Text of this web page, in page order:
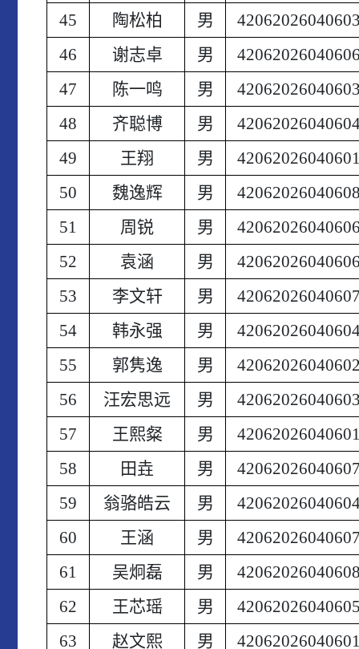
45
陶松柏 男
46
谢志卓 男
47
陈一鸣 男
48
齐聪博 男
49
王翔 男
50
魏逸辉 男
51
周锐 男
52
袁涵 男
53
李文轩 男
54
韩永强 男
55
郭隽逸 男
56
汪宏思远 男
57
王熙粲 男
58
田垚 男
59
翁骆皓云 男
60
王涵 男
61
吴炯磊 男
62
王芯瑶 男
63
赵文熙 男